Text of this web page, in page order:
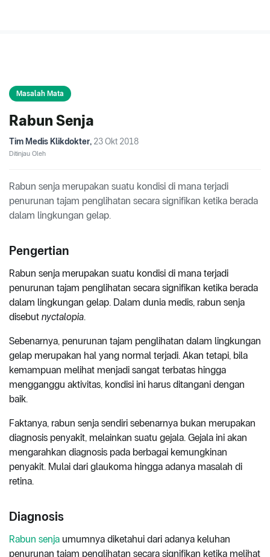
Masalah Mata
Rabun Senja
Tim Medis Klikdokter, 23 Okt 2018
Ditinjau Oleh
Rabun senja merupakan suatu kondisi di mana terjadi
penurunan tajam penglihatan secara signifikan ketika berada
dalam lingkungan gelap.
Pengertian
Rabun senja merupakan suatu kondisi di mana terjadi
penurunan tajam penglihatan secara signifikan ketika berada
dalam lingkungan gelap. Dalam dunia medis, rabun senja
disebut nyctalopia.
Sebenarnya, penurunan tajam penglihatan dalam lingkungan
gelap merupakan hal yang normal terjadi. Akan tetapi, bila
kemampuan melihat menjadi sangat terbatas hingga
mengganggu aktivitas, kondisi ini harus ditangani dengan
baik.
Faktanya, rabun senja sendiri sebenarnya bukan merupakan
diagnosis penyakit, melainkan suatu gejala. Gejala ini akan
mengarahkan diagnosis pada berbagai kemungkinan
penyakit. Mulai dari glaukoma hingga adanya masalah di
retina.
Diagnosis
Rabun senja umumnya diketahui dari adanya keluhan
penurunan tajam penglihatan secara signifikan ketika melihat